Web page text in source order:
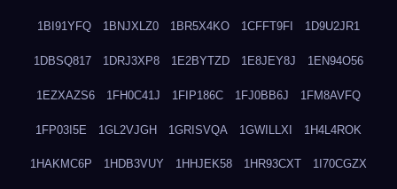
1BI91YFQ 1BNJXLZ0 1BR5X4KO 1CFFT9FI 1D9U2JR1
1DBSQ817 1DRJ3XP8 1E2BYTZD 1E8JEY8J 1EN94O56
1EZXAZS6 1FH0C41J 1FIP186C 1FJ0BB6J 1FM8AVFQ
1FP03I5E 1GL2VJGH 1GRISVQA 1GWILLXI 1H4L4ROK
1HAKMC6P 1HDB3VUY 1HHJEK58 1HR93CXT 1I70CGZX